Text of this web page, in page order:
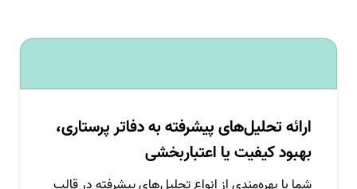
ارائه تحلیل‌های پیشرفته به دفاتر پرستاری،
بهبود کیفیت یا اعتباربخشی
شما با بهره‌مندی از انواع تحلیل‌های پیشرفته در قالب